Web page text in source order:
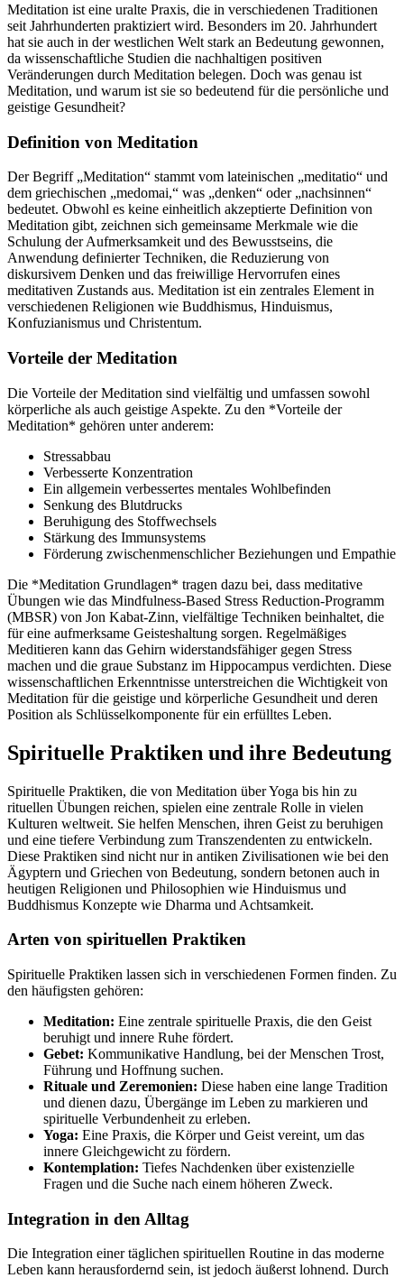
Meditation ist eine uralte Praxis, die in verschiedenen Traditionen
seit Jahrhunderten praktiziert wird. Besonders im 20. Jahrhundert
hat sie auch in der westlichen Welt stark an Bedeutung gewonnen,
da wissenschaftliche Studien die nachhaltigen positiven
Veränderungen durch Meditation belegen. Doch was genau ist
Meditation, und warum ist sie so bedeutend für die persönliche und
geistige Gesundheit?
Definition von Meditation
Der Begriff „Meditation“ stammt vom lateinischen „meditatio“ und
dem griechischen „medomai,“ was „denken“ oder „nachsinnen“
bedeutet. Obwohl es keine einheitlich akzeptierte Definition von
Meditation gibt, zeichnen sich gemeinsame Merkmale wie die
Schulung der Aufmerksamkeit und des Bewusstseins, die
Anwendung definierter Techniken, die Reduzierung von
diskursivem Denken und das freiwillige Hervorrufen eines
meditativen Zustands aus. Meditation ist ein zentrales Element in
verschiedenen Religionen wie Buddhismus, Hinduismus,
Konfuzianismus und Christentum.
Vorteile der Meditation
Die Vorteile der Meditation sind vielfältig und umfassen sowohl
körperliche als auch geistige Aspekte. Zu den *Vorteile der
Meditation* gehören unter anderem:
Stressabbau
Verbesserte Konzentration
Ein allgemein verbessertes mentales Wohlbefinden
Senkung des Blutdrucks
Beruhigung des Stoffwechsels
Stärkung des Immunsystems
Förderung zwischenmenschlicher Beziehungen und Empathie
Die *Meditation Grundlagen* tragen dazu bei, dass meditative
Übungen wie das Mindfulness-Based Stress Reduction-Programm
(MBSR) von Jon Kabat-Zinn, vielfältige Techniken beinhaltet, die
für eine aufmerksame Geisteshaltung sorgen. Regelmäßiges
Meditieren kann das Gehirn widerstandsfähiger gegen Stress
machen und die graue Substanz im Hippocampus verdichten. Diese
wissenschaftlichen Erkenntnisse unterstreichen die Wichtigkeit von
Meditation für die geistige und körperliche Gesundheit und deren
Position als Schlüsselkomponente für ein erfülltes Leben.
Spirituelle Praktiken und ihre Bedeutung
Spirituelle Praktiken, die von Meditation über Yoga bis hin zu
rituellen Übungen reichen, spielen eine zentrale Rolle in vielen
Kulturen weltweit. Sie helfen Menschen, ihren Geist zu beruhigen
und eine tiefere Verbindung zum Transzendenten zu entwickeln.
Diese Praktiken sind nicht nur in antiken Zivilisationen wie bei den
Ägyptern und Griechen von Bedeutung, sondern betonen auch in
heutigen Religionen und Philosophien wie Hinduismus und
Buddhismus Konzepte wie Dharma und Achtsamkeit.
Arten von spirituellen Praktiken
Spirituelle Praktiken lassen sich in verschiedenen Formen finden. Zu
den häufigsten gehören:
Meditation: Eine zentrale spirituelle Praxis, die den Geist
beruhigt und innere Ruhe fördert.
Gebet: Kommunikative Handlung, bei der Menschen Trost,
Führung und Hoffnung suchen.
Rituale und Zeremonien: Diese haben eine lange Tradition
und dienen dazu, Übergänge im Leben zu markieren und
spirituelle Verbundenheit zu erleben.
Yoga: Eine Praxis, die Körper und Geist vereint, um das
innere Gleichgewicht zu fördern.
Kontemplation: Tiefes Nachdenken über existenzielle
Fragen und die Suche nach einem höheren Zweck.
Integration in den Alltag
Die Integration einer täglichen spirituellen Routine in das moderne
Leben kann herausfordernd sein, ist jedoch äußerst lohnend. Durch